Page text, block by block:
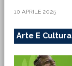
10 APRILE 2025
Arte E Cultura